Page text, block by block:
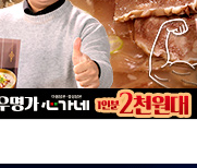
망·1명 실종
시민 연대로 목소리 내야"
에 숨진 채 발견
포